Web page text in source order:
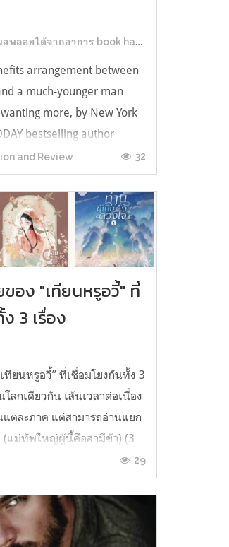
าการ book hangover หลังอ่านสารพัน MM Romance
arrangement between
a much-younger man
more, by New York
bestselling author
องลำดับที่ 4ในซีรีส์ Game
มที่ 4 ที่เราหยิบมาอ่าน ใน
ดับที่หยิบอ่านก็ตรงกั...
and Review 32
อง "เทียนหรูอวี้" ที่
3 เรื่อง
ทียนหรูอวี้” ที่เชื่อมโยงกันทั้ง 3
โลกเดียวกัน เส้นเวลาต่อเนื่อง
ต่ละภาค แต่สามารถอ่านแยก
(แม่ทัพใหญ่ผู้นี้คือสามีข้า) (3
ดก่อน เล่าเรื่องของ ฝูถิง กับ
นกันก่อนจะใช้ชีวิตห่างไกล
29